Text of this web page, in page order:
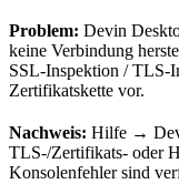
Problem: Devin
keine Verbindung
SSL-Inspektion / TLS-
Zertifikatskette vor.
Nachweis: Hilfe →
TLS-/Zertifikats- oder
Konsolenfehler sind